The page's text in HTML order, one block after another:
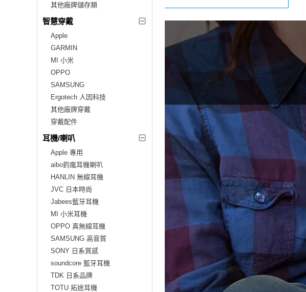
其他廠牌儲存類
智慧穿戴
Apple
GARMIN
MI 小米
OPPO
SAMSUNG
Ergotech 人因科技
其他廠牌穿戴
穿戴配件
耳機/喇叭
Apple 專用
aibo鈞嵐耳機喇叭
HANLIN 無線耳機
JVC 日本時尚
Jabees藍牙耳機
MI 小米耳機
OPPO 真無線耳機
SAMSUNG 高音質
SONY 日系質感
soundcore 藍牙耳機
TDK 日系品牌
TOTU 拓途耳機